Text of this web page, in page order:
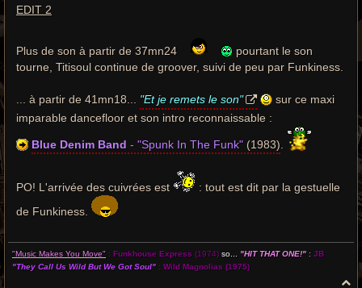
EDIT 2
Plus de son à partir de 37mn24
pourtant le son
tourne, Titisoul continue de groover, suivi de peu par Funkiness.
... à partir de 41mn18... "Et je remets le son"
sur ce maxi
imparable dancefloor et son intro reconnaissable :
Blue Denim Band - "Spunk In The Funk" (1983).
PO! L'arrivée des cuivrées est
: tout est dit par la gestuelle
de Funkiness.
"Music Makes You Move" : Funkhouse Express (1974) so... "HIT THAT ONE!" : JB
"They Call Us Wild But We Got Soul" : Wild Magnolias (1975)